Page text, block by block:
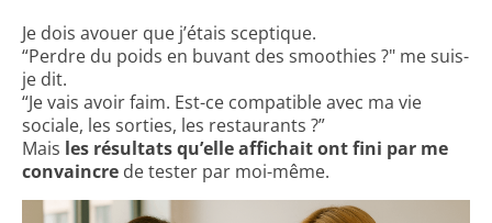
Je dois avouer que j’étais sceptique.
“Perdre du poids en buvant des smoothies ?" me suis-
je dit.
“Je vais avoir faim. Est-ce compatible avec ma vie
sociale, les sorties, les restaurants ?”
Mais les résultats qu’elle affichait ont fini par me
convaincre de tester par moi-même.